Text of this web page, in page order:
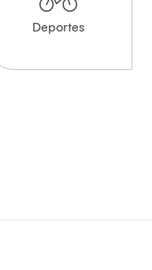
Deportes